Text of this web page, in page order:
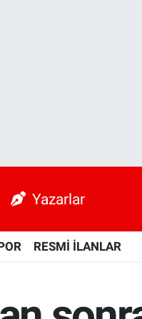
Yazarlar
RESMİ İLANLAR